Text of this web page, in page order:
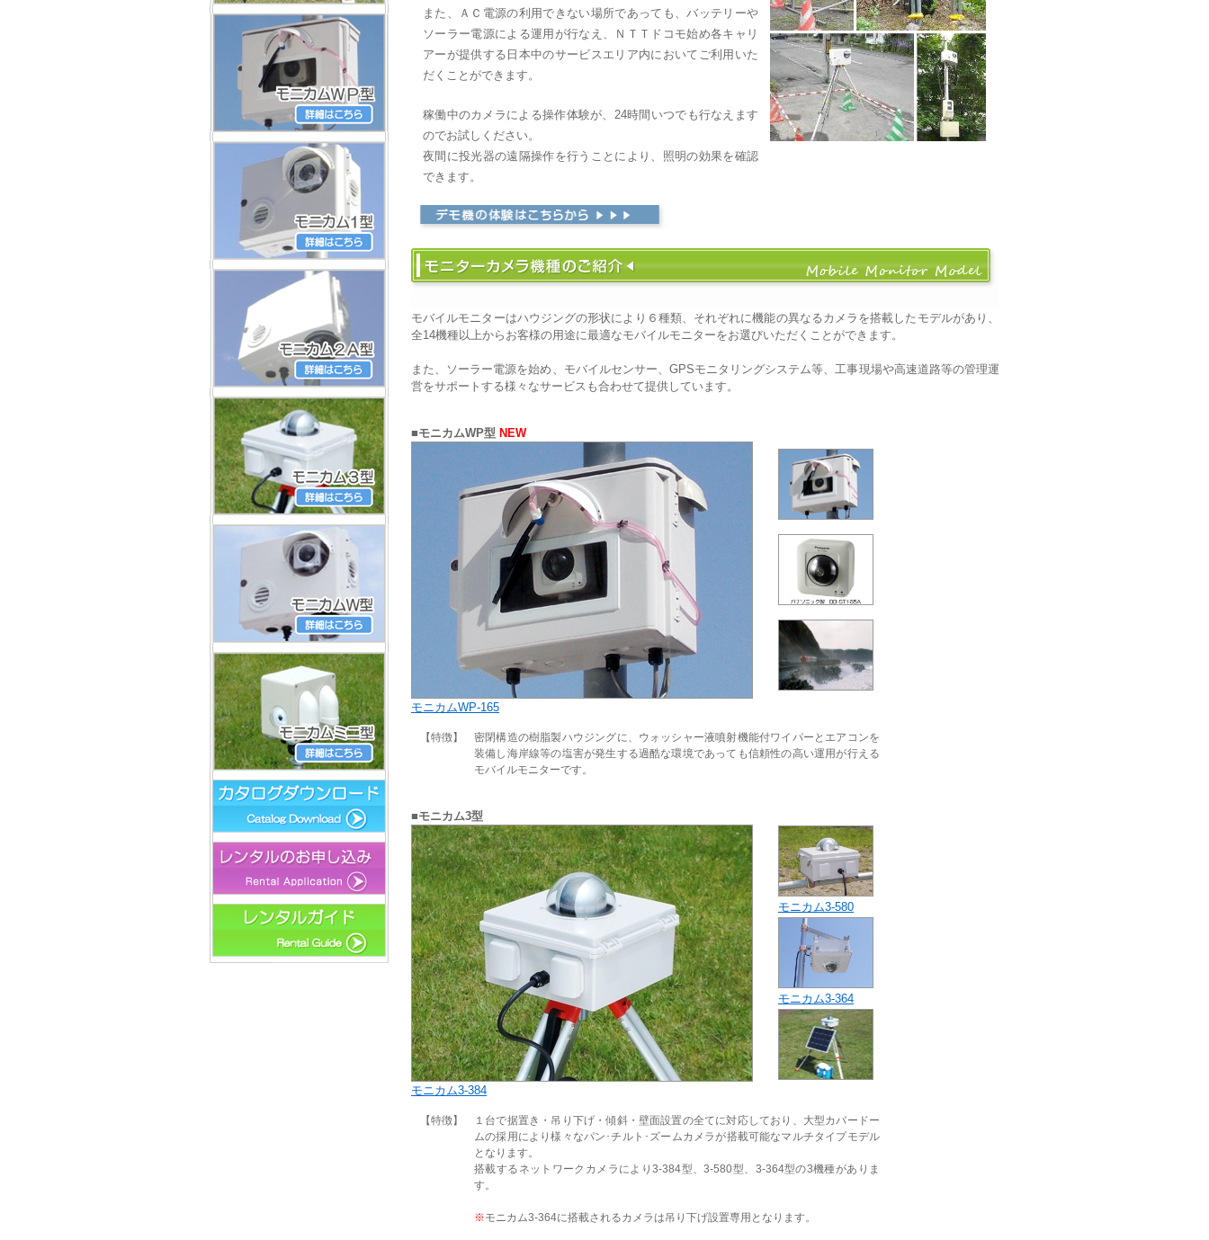
また、ＡＣ電源の利用できない場所であっても、バッテリーや
ソーラー電源による運用が行なえ、ＮＴＴドコモ始め各キャリ
アーが提供する日本中のサービスエリア内においてご利用いた
だくことができます。
稼働中のカメラによる操作体験が、24時間いつでも行なえます
のでお試しください。
夜間に投光器の遠隔操作を行うことにより、照明の効果を確認
できます。
モバイルモニターはハウジングの形状により６種類、それぞれに機能の異なるカメラを搭載したモデルがあり、
全14機種以上からお客様の用途に最適なモバイルモニターをお選びいただくことができます。
また、ソーラー電源を始め、モバイルセンサー、GPSモニタリングシステム等、工事現場や高速道路等の管理運
営をサポートする様々なサービスも合わせて提供しています。
■モニカムWP型 NEW
モニカムWP-165
【特徴】
密閉構造の樹脂製ハウジングに、ウォッシャー液噴射機能付ワイパーとエアコンを
装備し海岸線等の塩害が発生する過酷な環境であっても信頼性の高い運用が行える
モバイルモニターです。
■モニカム3型
モニカム3-580
モニカム3-364
モニカム3-384
【特徴】
１台で据置き・吊り下げ・傾斜・壁面設置の全てに対応しており、大型カバードー
ムの採用により様々なパン･チルト･ズームカメラが搭載可能なマルチタイプモデル
となります。
搭載するネットワークカメラにより3-384型、3-580型、3-364型の3機種がありま
す。
※モニカム3-364に搭載されるカメラは吊り下げ設置専用となります。